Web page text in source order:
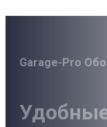
Garage-Pro